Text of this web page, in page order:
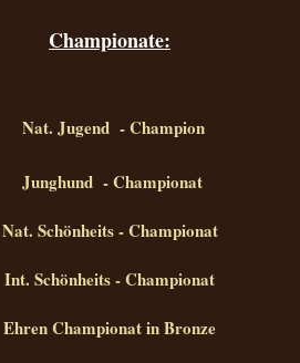
Championate:
Nat. Jugend - Champion
Junghund - Championat
Nat. Schönheits - Championat
Int. Schönheits - Championat
Ehren Championat in Bronze